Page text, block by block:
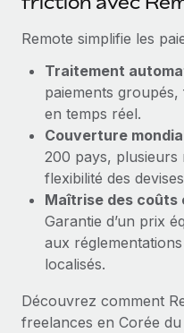
Remote simplifie les
Traitement
paiements
en temps réel.
Couverture
200 pays, plusieurs
flexibilité des
Maîtrise des
Garantie d’un prix
aux
localisés.
Découvrez comment
freelances en Corée